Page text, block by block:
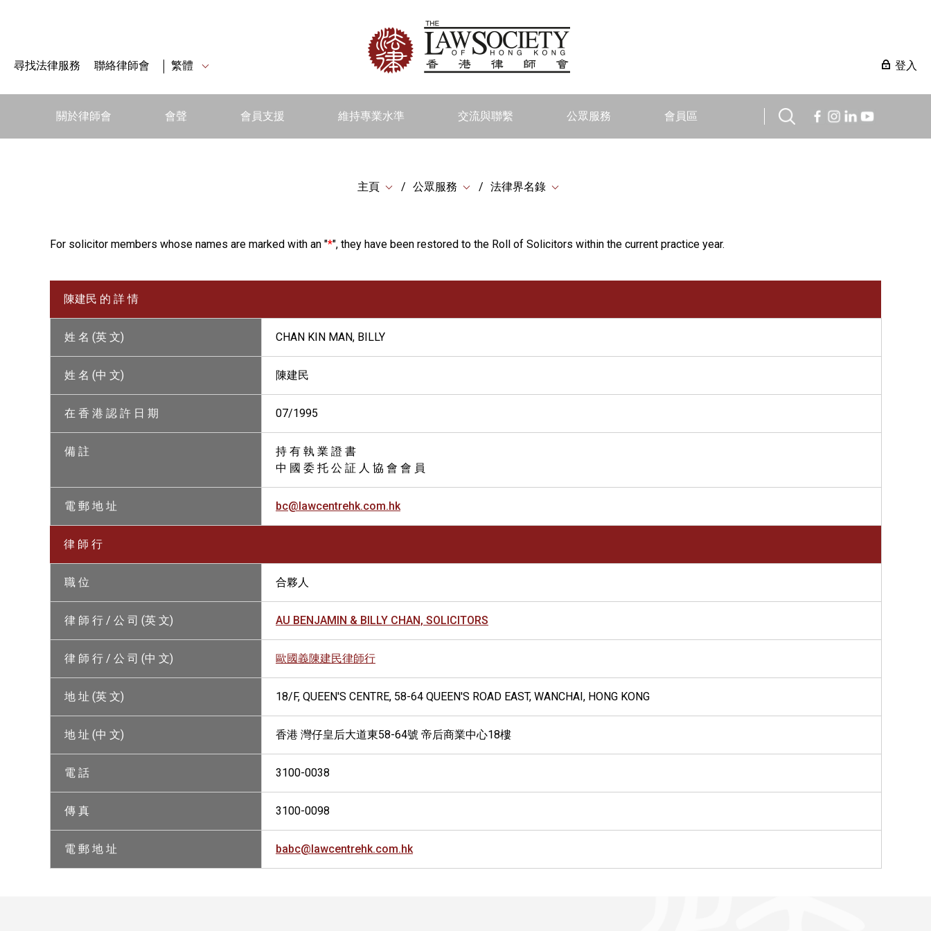
尋找法律服務 聯絡律師會 繁體 登入
關於律師會 會聲 會員支援 維持專業水準 交流與聯繫 公眾服務 會員區
主頁 公眾服務 法律界名錄
For solicitor members whose names are marked with an "*", they have been restored to the Roll of Solicitors within the current practice year.
陳建民 的 詳 情
姓 名 (英 文) CHAN KIN MAN, BILLY
姓 名 (中 文) 陳建民
在 香 港 認 許 日 期 07/1995
備 註
持 有 執 業 證 書
中 國 委 托 公 証 人 協 會 會 員
電 郵 地 址 bc@lawcentrehk.com.hk
律 師 行
職 位 合夥人
律 師 行 / 公 司 (英 文) AU BENJAMIN & BILLY CHAN, SOLICITORS
律 師 行 / 公 司 (中 文) 歐國義陳建民律師行
地 址 (英 文) 18/F, QUEEN'S CENTRE, 58-64 QUEEN'S ROAD EAST, WANCHAI, HONG KONG
地 址 (中 文) 香港 灣仔皇后大道東58-64號 帝后商業中心18樓
電 話 3100-0038
傳 真 3100-0098
電 郵 地 址 babc@lawcentrehk.com.hk